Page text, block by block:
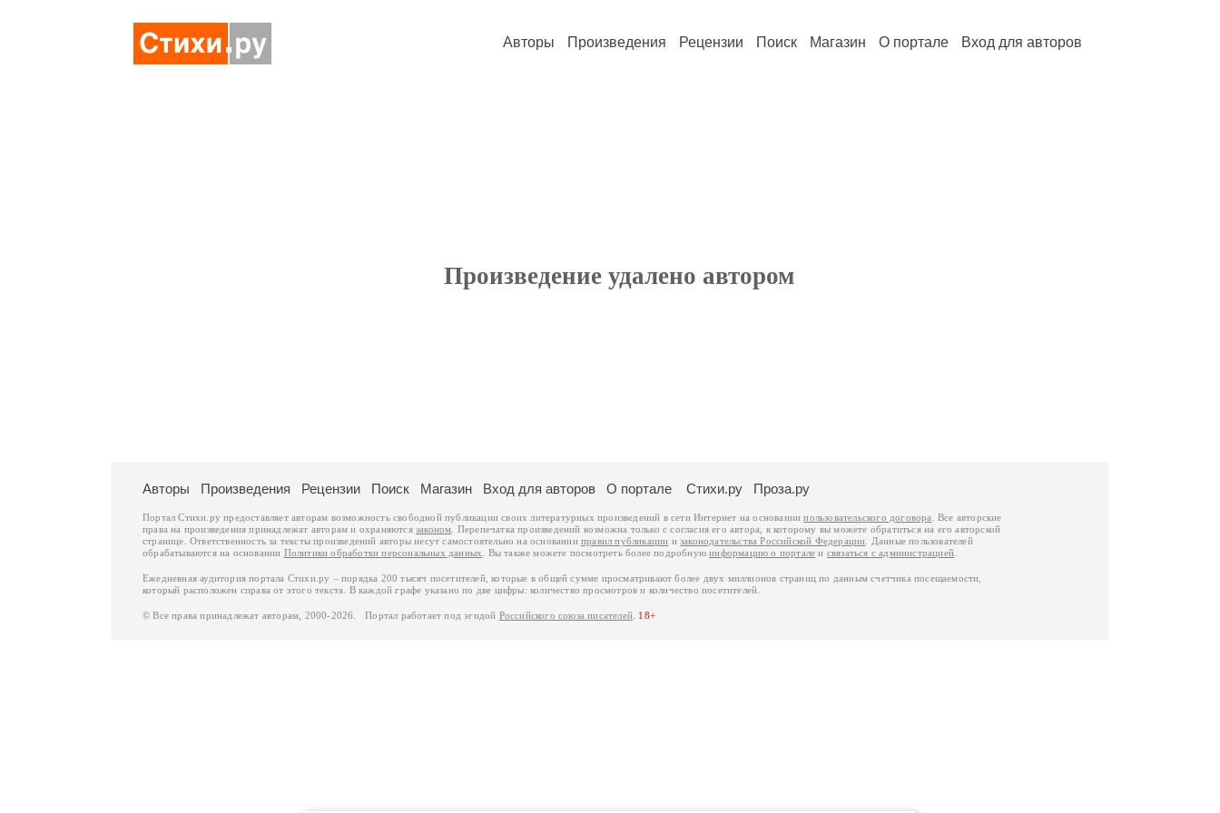
Авторы Произведения Рецензии Поиск Магазин О портале Вход для авторов
Произведение удалено автором
Авторы Произведения Рецензии Поиск Магазин Вход для авторов О портале Стихи.ру Проза.ру
Портал Стихи.ру предоставляет авторам возможность свободной публикации своих литературных произведений в сети Интернет на основаниипользовательского договора
. Все авторские
права на произведения принадлежат авторам и охраняются законом . Перепечатка произведений возможна только с согласия его автора, к которому вы можете обратиться на его авторской
странице. Ответственность за тексты произведений авторы несут самостоятельно на основанииправил публикации изаконодательства Российской Федерации . Данные пользователей
обрабатываются на основании Политики обработки персональных данных . Вы также можете посмотреть более подробнуюинформацию о портале и связаться с администрацией
Ежедневная аудитория портала Стихи.ру – порядка 200 тысяч посетителей, которые в общей сумме просматривают более двух миллионов страниц по данным счетчика посещаемости,
который расположен справа от этого текста. В каждой графе указано по две цифры: количество просмотров и количество посетителей.
© Все права принадлежат авторам, 2000-2026. Портал работает под эгидой Российского союза писателей 18+